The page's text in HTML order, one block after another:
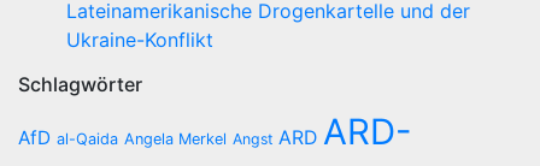
Lateinamerikanische Drogenkartelle und der
Ukraine-Konflikt
Schlagwörter
AfD al-Qaida Angela Merkel Angst ARD ARD-